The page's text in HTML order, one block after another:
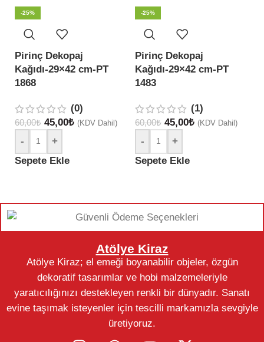
-25%
Pirinç Dekopaj
Kağıdı-29×42 cm-PT
1868
(0)
60,00₺ 45,00₺ (KDV Dahil)
-
+
Sepete Ekle
-25%
Pirinç Dekopaj
Kağıdı-29×42 cm-PT
1483
(1)
60,00₺ 45,00₺ (KDV Dahil)
-
+
Sepete Ekle
Atölye Kiraz
Atölye Kiraz; el emeği boyanabilir objeler, özgün
dekoratif tasarımlar ve hobi malzemeleriyle
yaratıcılığınızı destekleyen renkli bir dünyadır. Sanatı
evine taşımak isteyenler için tescilli markamızla sevgiyle
üretiyoruz.